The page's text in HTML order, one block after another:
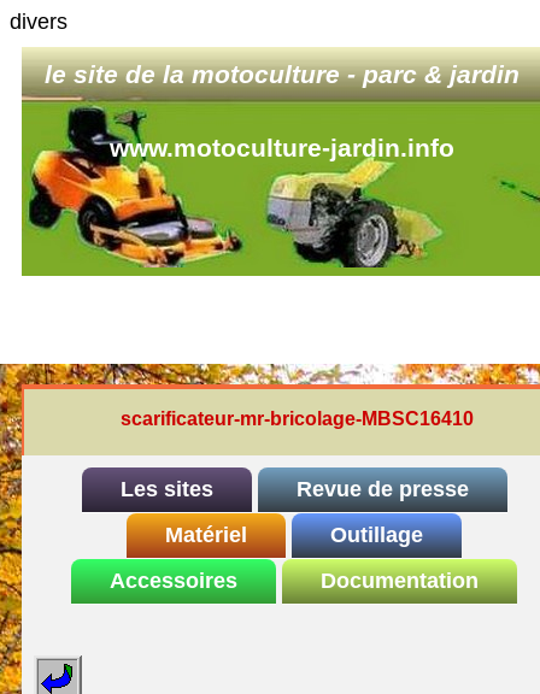
divers
le site de la motoculture - parc & jardin
www.motoculture-jardin.info
scarificateur-mr-bricolage-MBSC16410
Les sites
INDEX
Le site de la
motoculture
Revue de presse
REDEXIM-et-Eliet
ELIET
Matériel
autoportee
SARP
Outillage
Affuteuse
Accessoires
Documentation